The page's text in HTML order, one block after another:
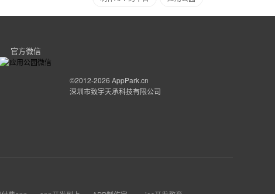
官方微信
©2012-2026 AppPark.cn
深圳市致宇天承科技有限公司